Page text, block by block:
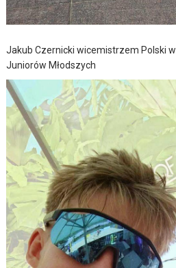
Jakub Czernicki wicemistrzem Polski
Juniorów Młodszych